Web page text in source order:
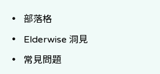
部落格
Elderwise 洞見
常見問題